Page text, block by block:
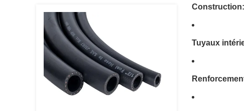
Construction:
Tuyaux